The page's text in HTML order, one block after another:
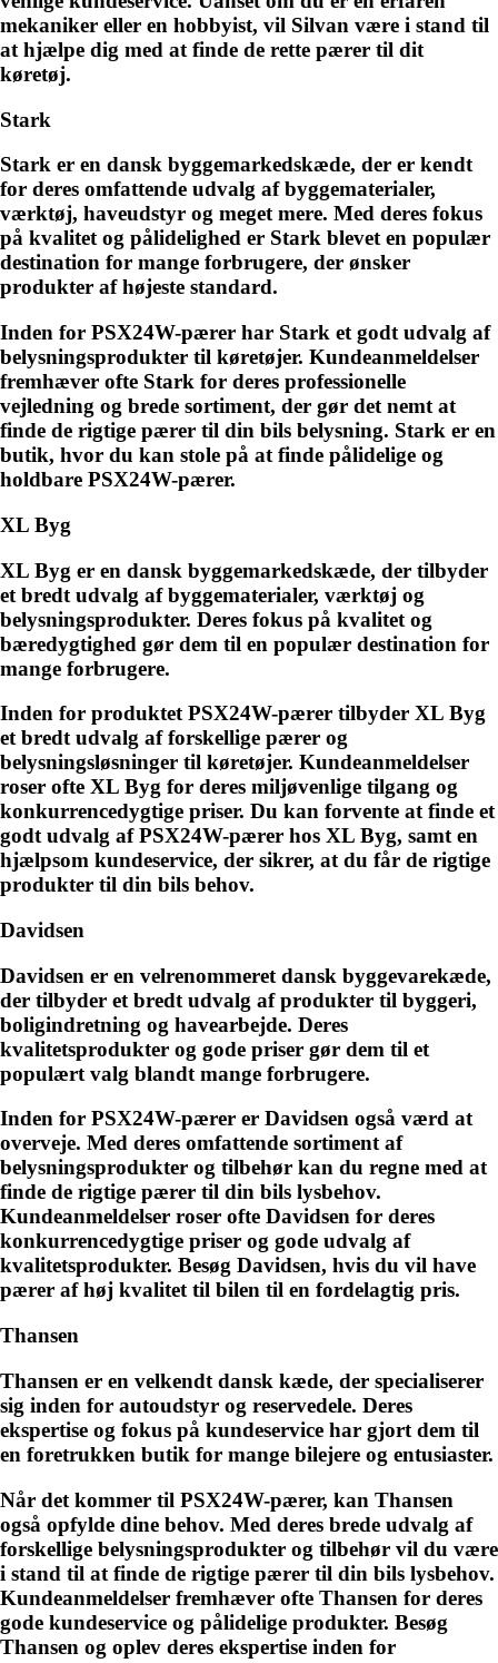
mekaniker eller en hobbyist, vil Silvan være i stand til
at hjælpe dig med at finde de rette pærer til dit
køretøj.
Stark
Stark er en dansk byggemarkedskæde, der er kendt
for deres omfattende udvalg af byggematerialer,
værktøj, haveudstyr og meget mere. Med deres fokus
på kvalitet og pålidelighed er Stark blevet en populær
destination for mange forbrugere, der ønsker
produkter af højeste standard.
Inden for PSX24W-pærer har Stark et godt udvalg af
belysningsprodukter til køretøjer. Kundeanmeldelser
fremhæver ofte Stark for deres professionelle
vejledning og brede sortiment, der gør det nemt at
finde de rigtige pærer til din bils belysning. Stark er en
butik, hvor du kan stole på at finde pålidelige og
holdbare PSX24W-pærer.
XL Byg
XL Byg er en dansk byggemarkedskæde, der tilbyder
et bredt udvalg af byggematerialer, værktøj og
belysningsprodukter. Deres fokus på kvalitet og
bæredygtighed gør dem til en populær destination for
mange forbrugere.
Inden for produktet PSX24W-pærer tilbyder XL Byg
et bredt udvalg af forskellige pærer og
belysningsløsninger til køretøjer. Kundeanmeldelser
roser ofte XL Byg for deres miljøvenlige tilgang og
konkurrencedygtige priser. Du kan forvente at finde et
godt udvalg af PSX24W-pærer hos XL Byg, samt en
hjælpsom kundeservice, der sikrer, at du får de rigtige
produkter til din bils behov.
Davidsen
Davidsen er en velrenommeret dansk byggevarekæde,
der tilbyder et bredt udvalg af produkter til byggeri,
boligindretning og havearbejde. Deres
kvalitetsprodukter og gode priser gør dem til et
populært valg blandt mange forbrugere.
Inden for PSX24W-pærer er Davidsen også værd at
overveje. Med deres omfattende sortiment af
belysningsprodukter og tilbehør kan du regne med at
finde de rigtige pærer til din bils lysbehov.
Kundeanmeldelser roser ofte Davidsen for deres
konkurrencedygtige priser og gode udvalg af
kvalitetsprodukter. Besøg Davidsen, hvis du vil have
pærer af høj kvalitet til bilen til en fordelagtig pris.
Thansen
Thansen er en velkendt dansk kæde, der specialiserer
sig inden for autoudstyr og reservedele. Deres
ekspertise og fokus på kundeservice har gjort dem til
en foretrukken butik for mange bilejere og entusiaster.
Når det kommer til PSX24W-pærer, kan Thansen
også opfylde dine behov. Med deres brede udvalg af
forskellige belysningsprodukter og tilbehør vil du være
i stand til at finde de rigtige pærer til din bils lysbehov.
Kundeanmeldelser fremhæver ofte Thansen for deres
gode kundeservice og pålidelige produkter. Besøg
Thansen og oplev deres ekspertise inden for